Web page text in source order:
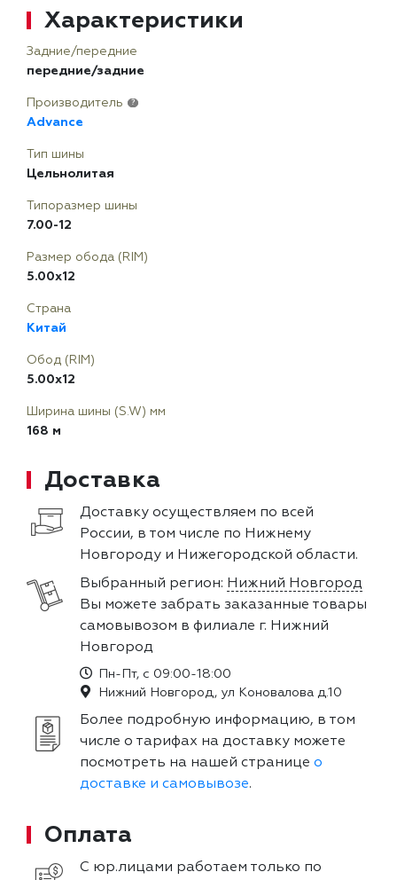
Характеристики
Задние/передние
передние/задние
Производитель ?
Advance
Тип шины
Цельнолитая
Типоразмер шины
7.00-12
Размер обода (RIM)
5.00х12
Страна
Китай
Обод (RIM)
5.00х12
Ширина шины (S.W) мм
168 м
Доставка
Доставку осуществляем по всей
России, в том числе по Нижнему
Новгороду и Нижегородской области.
Выбранный регион: Нижний Новгород
Вы можете забрать заказанные товары
самовывозом в филиале г. Нижний
Новгород
Пн-Пт, с 09:00-18:00
Нижний Новгород, ул Коновалова д.10
Более подробную информацию, в том
числе о тарифах на доставку можете
посмотреть на нашей странице о
доставке и самовывозе.
Оплата
С юр.лицами работаем только по